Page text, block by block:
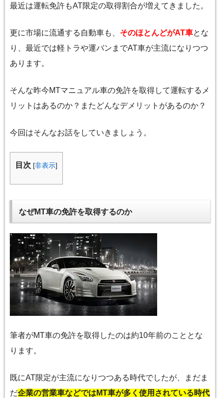
最近は運転免許もAT限定の取得割合が増えてきました。
更に市場に流通する自動車も、 そのほとんどがAT車とな
り、最近では軽トラや運バンまでAT車が主流になりつつ
あります。
そんな昨今MTマニュアル車の免許を取得して運転するメ
リットはあるのか？またどんなデメリットがあるのか？
今回はそんなお話をしていきましょう。
目次 [非表示]
なぜMT車の免許を取得するのか
筆者がMT車の免許を取得したのは約10年前のこととな
ります。
既にAT限定が主流になりつつある時代でしたが、まだま
だ企業の営業車などではMT車が多く使用されている時代